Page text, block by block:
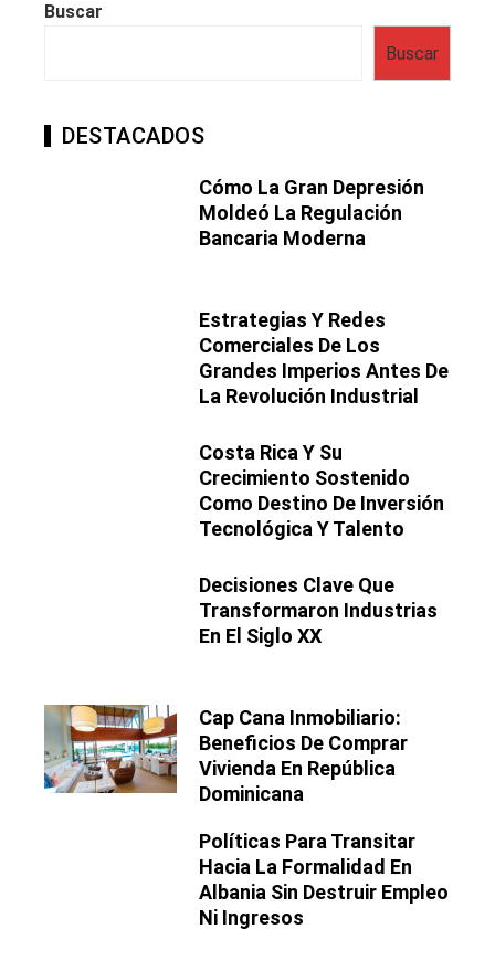
Buscar
Buscar
DESTACADOS
Cómo La Gran Depresión
Moldeó La Regulación
Bancaria Moderna
Estrategias Y Redes
Comerciales De Los
Grandes Imperios Antes De
La Revolución Industrial
Costa Rica Y Su
Crecimiento Sostenido
Como Destino De Inversión
Tecnológica Y Talento
Decisiones Clave Que
Transformaron Industrias
En El Siglo XX
Cap Cana Inmobiliario:
Beneficios De Comprar
Vivienda En República
Dominicana
Políticas Para Transitar
Hacia La Formalidad En
Albania Sin Destruir Empleo
Ni Ingresos